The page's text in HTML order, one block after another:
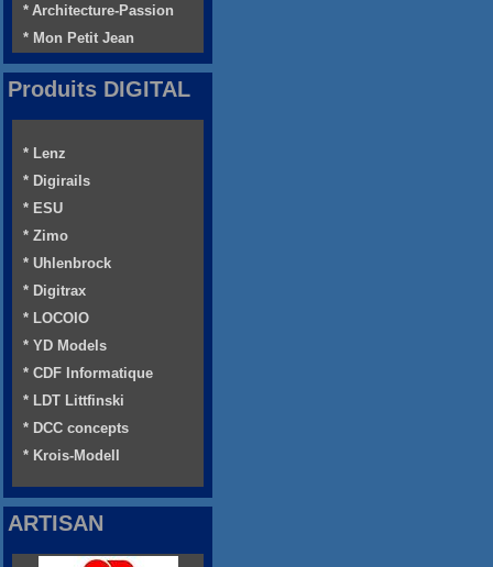
* Architecture-Passion
* Mon Petit Jean
Produits DIGITAL
* Lenz
* Digirails
* ESU
* Zimo
* Uhlenbrock
* Digitrax
* LOCOIO
* YD Models
* CDF Informatique
* LDT Littfinski
* DCC concepts
* Krois-Modell
ARTISAN